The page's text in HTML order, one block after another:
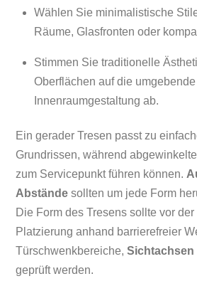
Wählen Sie minimalistische
Räume, Glasfronten oder
Stimmen Sie traditionelle
Oberflächen auf die umgebende
Innenraumgestaltung ab.
Ein gerader Tresen passt zu
Grundrissen, während
zum Servicepunkt führen können.
Abstände sollten um jede Form
Die Form des Tresens sollte vor
Platzierung anhand barrierefreier
Türschwenkbereiche,Sichtachsen
geprüft werden.